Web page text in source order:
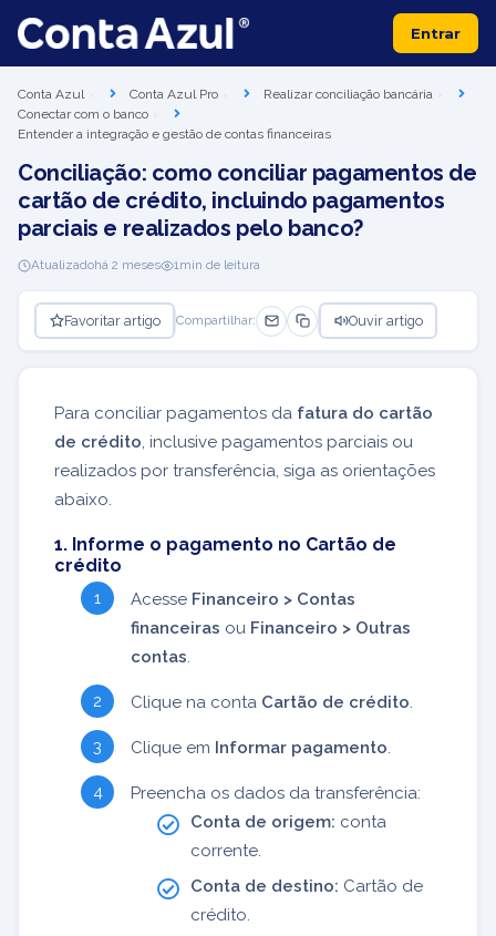
Entrar
Conta Azul Conta Azul Pro
Realizar conciliação bancária
Conectar com o banco
Entender a integração e gestão de contas financeiras
Conciliação: como conciliar pagamentos de
cartão de crédito, incluindo pagamentos
parciais e realizados pelo banco?
Atualizadohá 2 meses 1min de leitura
Favoritar artigo Compartilhar: Ouvir artigo
Para conciliar pagamentos da fatura do cartão
de crédito, inclusive pagamentos parciais ou
realizados por transferência, siga as orientações
abaixo.
1. Informe o pagamento no Cartão de
crédito
Acesse Financeiro > Contas
financeiras ou Financeiro > Outras
contas.
Clique na conta Cartão de crédito.
Clique em Informar pagamento.
Preencha os dados da transferência:
Conta de origem: conta
corrente.
Conta de destino: Cartão de
crédito.